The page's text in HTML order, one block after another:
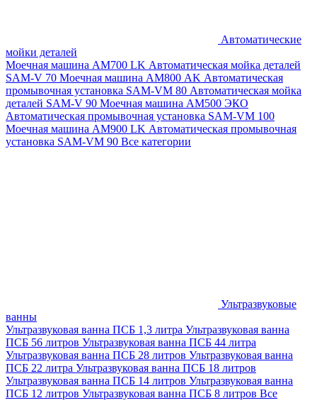
Автоматические
мойки деталей
Моечная машина AM700 LK Автоматическая мойка деталей
SAM-V 70 Моечная машина АМ800 AK Автоматическая
промывочная установка SAM-VM 80 Автоматическая мойка
деталей SAM-V 90 Моечная машина АМ500 ЭКО
Автоматическая промывочная установка SAM-VM 100
Моечная машина AM900 LK Автоматическая промывочная
установка SAM-VM 90 Все категории
Ультразвуковые
ванны
Ультразвуковая ванна ПСБ 1,3 литра Ультразвуковая ванна
ПСБ 56 литров Ультразвуковая ванна ПСБ 44 литра
Ультразвуковая ванна ПСБ 28 литров Ультразвуковая ванна
ПСБ 22 литра Ультразвуковая ванна ПСБ 18 литров
Ультразвуковая ванна ПСБ 14 литров Ультразвуковая ванна
ПСБ 12 литров Ультразвуковая ванна ПСБ 8 литров Все